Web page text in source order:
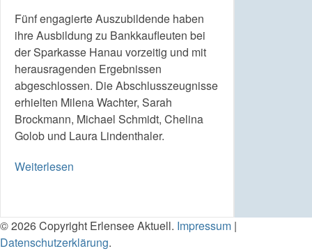
Fünf engagierte Auszubildende haben
ihre Ausbildung zu Bankkaufleuten bei
der Sparkasse Hanau vorzeitig und mit
herausragenden Ergebnissen
abgeschlossen. Die Abschlusszeugnisse
erhielten Milena Wachter, Sarah
Brockmann, Michael Schmidt, Chelina
Golob und Laura Lindenthaler.
Weiterlesen
© 2026 Copyright Erlensee Aktuell. Impressum |
Datenschutzerklärung.